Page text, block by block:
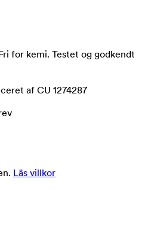
for kemi. Testet og godkendt
af CU 1274287
Läs villkor